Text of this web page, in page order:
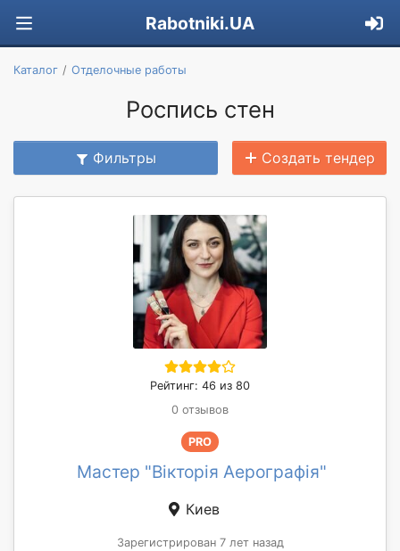
Rabotniki.UA
Каталог Отделочные работы
Роспись стен
Фильтры Создать тендер
Рейтинг: 46 из 80
0 отзывов
PRO
Мастер "Вікторія Аерографія"
Киев
Зарегистрирован 7 лет назад